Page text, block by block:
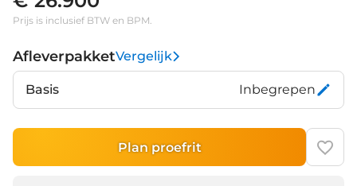
Prijs is inclusief BTW en BPM.
AfleverpakketVergelijk
Basis Inbegrepen
Plan proefrit